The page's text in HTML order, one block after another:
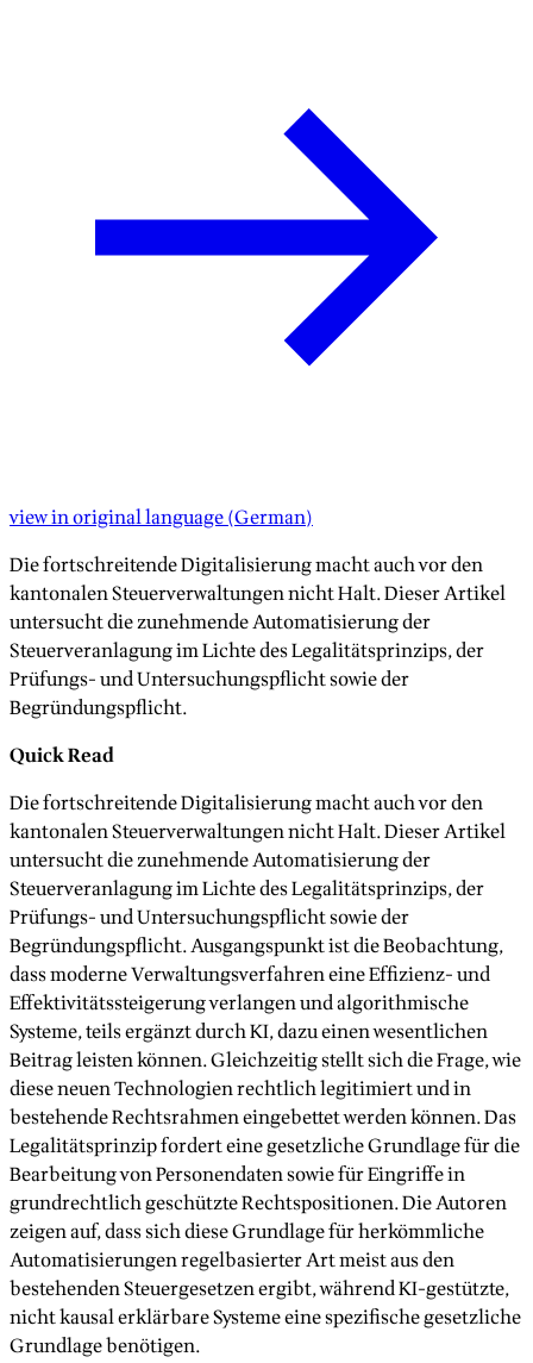
view in original language(German)
Die fortschreitende Digitalisierung macht auch vor den
kantonalen Steuerverwaltungen nicht Halt. Dieser Artikel
untersucht die zunehmende Automatisierung der
Steuerveranlagung im Lichte des Legalitätsprinzips, der
Prüfungs- und Untersuchungspflicht sowie der
Begründungspflicht.
Quick Read
Die fortschreitende Digitalisierung macht auch vor den
kantonalen Steuerverwaltungen nicht Halt. Dieser Artikel
untersucht die zunehmende Automatisierung der
Steuerveranlagung im Lichte des Legalitätsprinzips, der
Prüfungs- und Untersuchungspflicht sowie der
Begründungspflicht. Ausgangspunkt ist die Beobachtung,
dass moderne Verwaltungsverfahren eine Effizienz- und
Effektivitätssteigerung verlangen und algorithmische
Systeme, teils ergänzt durch KI, dazu einen wesentlichen
Beitrag leisten können. Gleichzeitig stellt sich die Frage, wie
diese neuen Technologien rechtlich legitimiert und in
bestehende Rechtsrahmen eingebettet werden können. Das
Legalitätsprinzip fordert eine gesetzliche Grundlage für die
Bearbeitung von Personendaten sowie für Eingriffe in
grundrechtlich geschützte Rechtspositionen. Die Autoren
zeigen auf, dass sich diese Grundlage für herkömmliche
Automatisierungen regelbasierter Art meist aus den
bestehenden Steuergesetzen ergibt, während KI-gestützte,
nicht kausal erklärbare Systeme eine spezifische gesetzliche
Grundlage benötigen.